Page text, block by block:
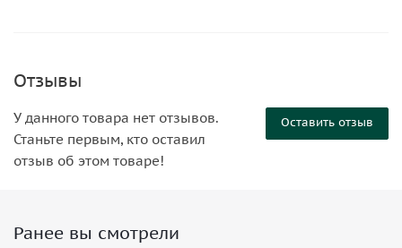
Отзывы
Оставить отзыв
У данного товара нет отзывов.
Станьте первым, кто оставил
отзыв об этом товаре!
Ранее вы смотрели